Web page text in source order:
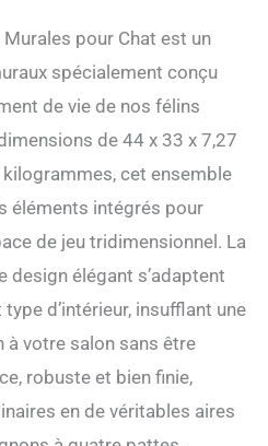
matériaux : Cet ensemble de
est composé de bois massif
multicouche, plus résistant
panneaux de particules et
moins susceptible de se
plier ou de se briser. Évitez
de confier la sécurité de
votre chat à des matériaux
de mauvaise qualité. Le
tissu est fabriqué en velours
pêche respectueux des
animaux de compagnie
plus élevée. Les poteaux en
jute naturelle sont mieux
Murales pour Chat est un
spécialement conçu
de vie de nos félins
de 44 x 33 x 7,27
cet ensemble
éléments intégrés pour
de jeu tridimensionnel. La
design élégant s’adaptent
d’intérieur, insufflant une
votre salon sans être
robuste et bien finie,
en de véritables aires